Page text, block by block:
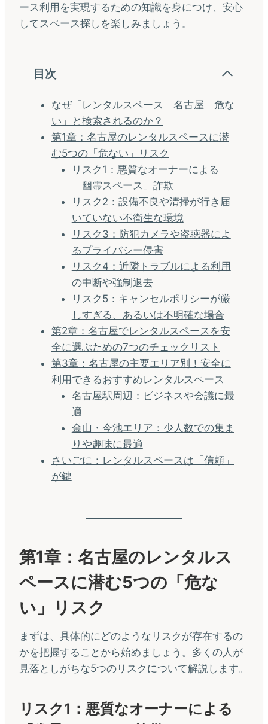
ース利用を実現するための知識を身につけ、安心
してスペース探しを楽しみましょう。
目次
なぜ「レンタルスペース 名古屋 危な
い」と検索されるのか？
第1章：名古屋のレンタルスペースに潜
む5つの「危ない」リスク
リスク1：悪質なオーナーによる
「幽霊スペース」詐欺
リスク2：設備不良や清掃が行き届
いていない不衛生な環境
リスク3：防犯カメラや盗聴器によ
るプライバシー侵害
リスク4：近隣トラブルによる利用
の中断や強制退去
リスク5：キャンセルポリシーが厳
しすぎる、あるいは不明確な場合
第2章：名古屋でレンタルスペースを安
全に選ぶための7つのチェックリスト
第3章：名古屋の主要エリア別！安全に
利用できるおすすめレンタルスペース
名古屋駅周辺：ビジネスや会議に最
適
金山・今池エリア：少人数での集ま
りや趣味に最適
さいごに：レンタルスペースは「信頼」
が鍵
第1章：名古屋のレンタルス
ペースに潜む5つの「危な
い」リスク
まずは、具体的にどのようなリスクが存在するの
かを把握することから始めましょう。多くの人が
見落としがちな5つのリスクについて解説します。
リスク1：悪質なオーナーによる